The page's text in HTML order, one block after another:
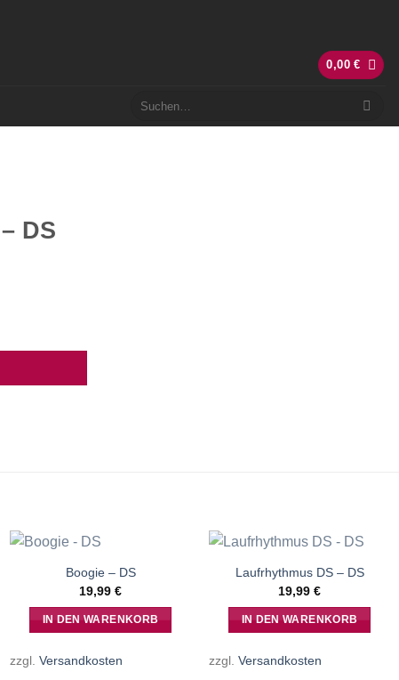
0,00€
DS
Boogie – DS
19,99 €
IN DEN WARENKORB
zzgl. Versandkosten
Laufrhythmus DS – DS
19,99 €
IN DEN WARENKORB
zzgl. Versandkosten